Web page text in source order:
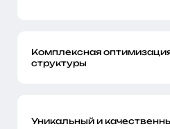
Комплексная
структуры
Уникальный и